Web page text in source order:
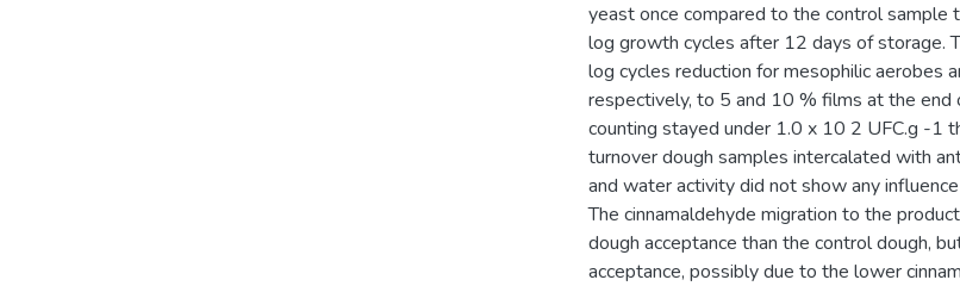
yeast once compared to the control sample
log growth cycles after 12 days of storage.
log cycles reduction for mesophilic aerobes
respectively, to 5 and 10 % films at the end
counting stayed under 1.0 x 10 2 UFC.g -1
turnover dough samples intercalated with
and water activity did not show any
The cinnamaldehyde migration to the
dough acceptance than the control dough,
acceptance, possibly due to the lower